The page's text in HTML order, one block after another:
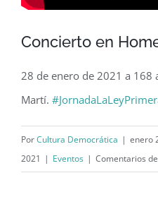
Concierto en
28 de enero de 2021 a 168
Martí.
PorCultura Democrática | enero
2021 | Eventos | Comentarios